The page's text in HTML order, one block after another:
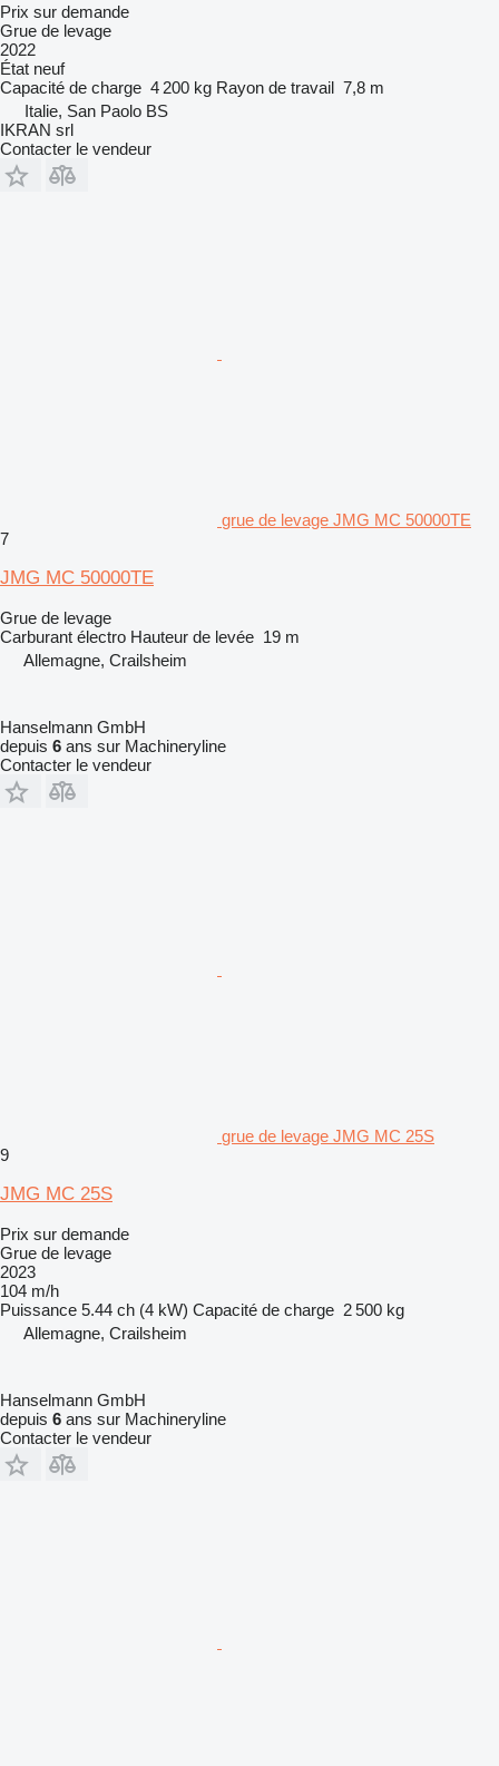
Prix sur demande
Grue de levage
2022
État neuf
Capacité de charge 4 200 kg Rayon de travail 7,8 m
Italie, San Paolo BS
IKRAN srl
Contacter le vendeur
grue de levage JMG MC 50000TE
7
JMG MC 50000TE
Grue de levage
Carburant électro Hauteur de levée 19 m
Allemagne, Crailsheim
Hanselmann GmbH
depuis 6 ans sur Machineryline
Contacter le vendeur
grue de levage JMG MC 25S
9
JMG MC 25S
Prix sur demande
Grue de levage
2023
104 m/h
Puissance 5.44 ch (4 kW) Capacité de charge 2 500 kg
Allemagne, Crailsheim
Hanselmann GmbH
depuis 6 ans sur Machineryline
Contacter le vendeur